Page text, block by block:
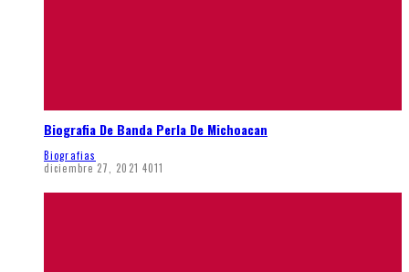
Biografia De Banda Perla De Michoacan
Biografias
diciembre 27, 2021 4011